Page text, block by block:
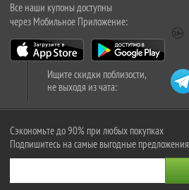
Все наши купоны доступны
через Мобильное Приложение:
Ищите скидки поблизости,
не выходя из чата:
Сэкономьте до 90% при любых покупках
Подпишитесь на самые выгодные предложения